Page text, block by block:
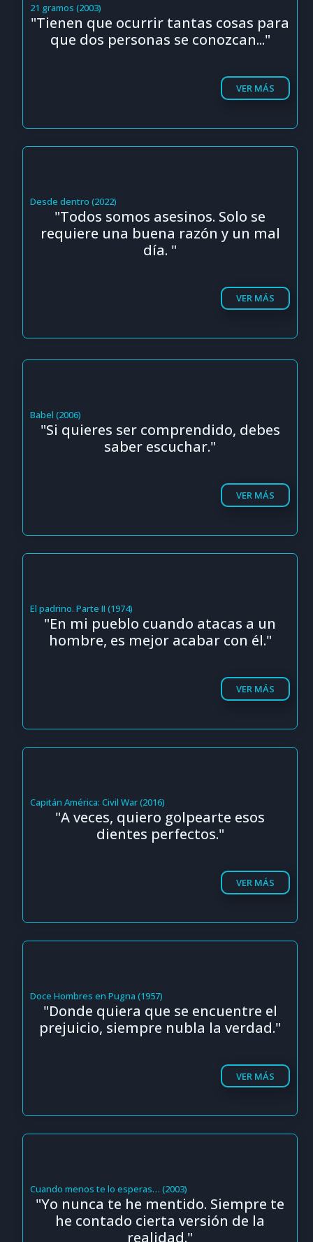
21 gramos (2003)
"Tienen que ocurrir tantas cosas para
que dos personas se conozcan..."
VER MÁS
Desde dentro (2022)
"Todos somos asesinos. Solo se
requiere una buena razón y un mal
día. "
VER MÁS
Babel (2006)
"Si quieres ser comprendido, debes
saber escuchar."
VER MÁS
El padrino. Parte II (1974)
"En mi pueblo cuando atacas a un
hombre, es mejor acabar con él."
VER MÁS
Capitán América: Civil War (2016)
"A veces, quiero golpearte esos
dientes perfectos."
VER MÁS
Doce Hombres en Pugna (1957)
"Donde quiera que se encuentre el
prejuicio, siempre nubla la verdad."
VER MÁS
Cuando menos te lo esperas… (2003)
"Yo nunca te he mentido. Siempre te
he contado cierta versión de la
realidad."